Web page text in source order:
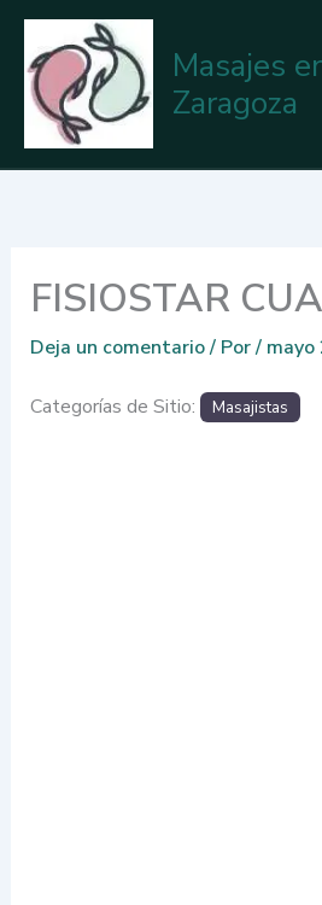
contenido
Masajes
Zaragoza
FISIOSTAR
Deja un comentario/ Por/
Categorías de Sitio: Masajistas